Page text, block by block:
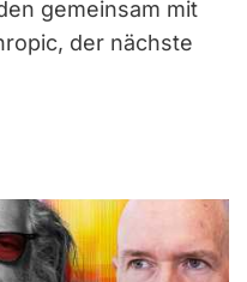
gemeinsam mit
der nächste